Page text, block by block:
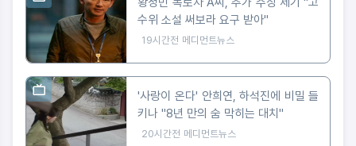
수위 소설 써보라 요구 받아"
19시간전 메디먼트뉴스
'사랑이 온다' 안희연, 하석진에 비밀 들
키나 "8년 만의 숨 막히는 대치"
20시간전 메디먼트뉴스